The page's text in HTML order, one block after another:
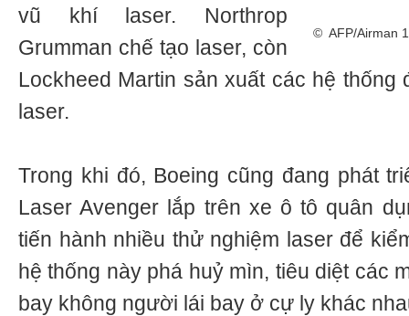
© AFP/Airman
vũ khí laser. Northrop
Grumman chế tạo laser, còn
Lockheed Martin sản xuất các hệ thống
laser.
Trong khi đó, Boeing cũng đang phát
Laser Avenger lắp trên xe ô tô quân
tiến hành nhiều thử nghiệm laser để
hệ thống này phá huỷ mìn, tiêu diệt các
bay không người lái bay ở cự ly khác